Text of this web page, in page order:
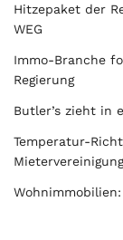
Hitzepaket der
WEG
Immo-Branche
Regierung
Butler’s zieht in
Temperatur-
Mietervereinigung